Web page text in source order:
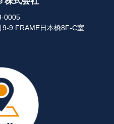
0005
9 FRAME日本橋8F-C室